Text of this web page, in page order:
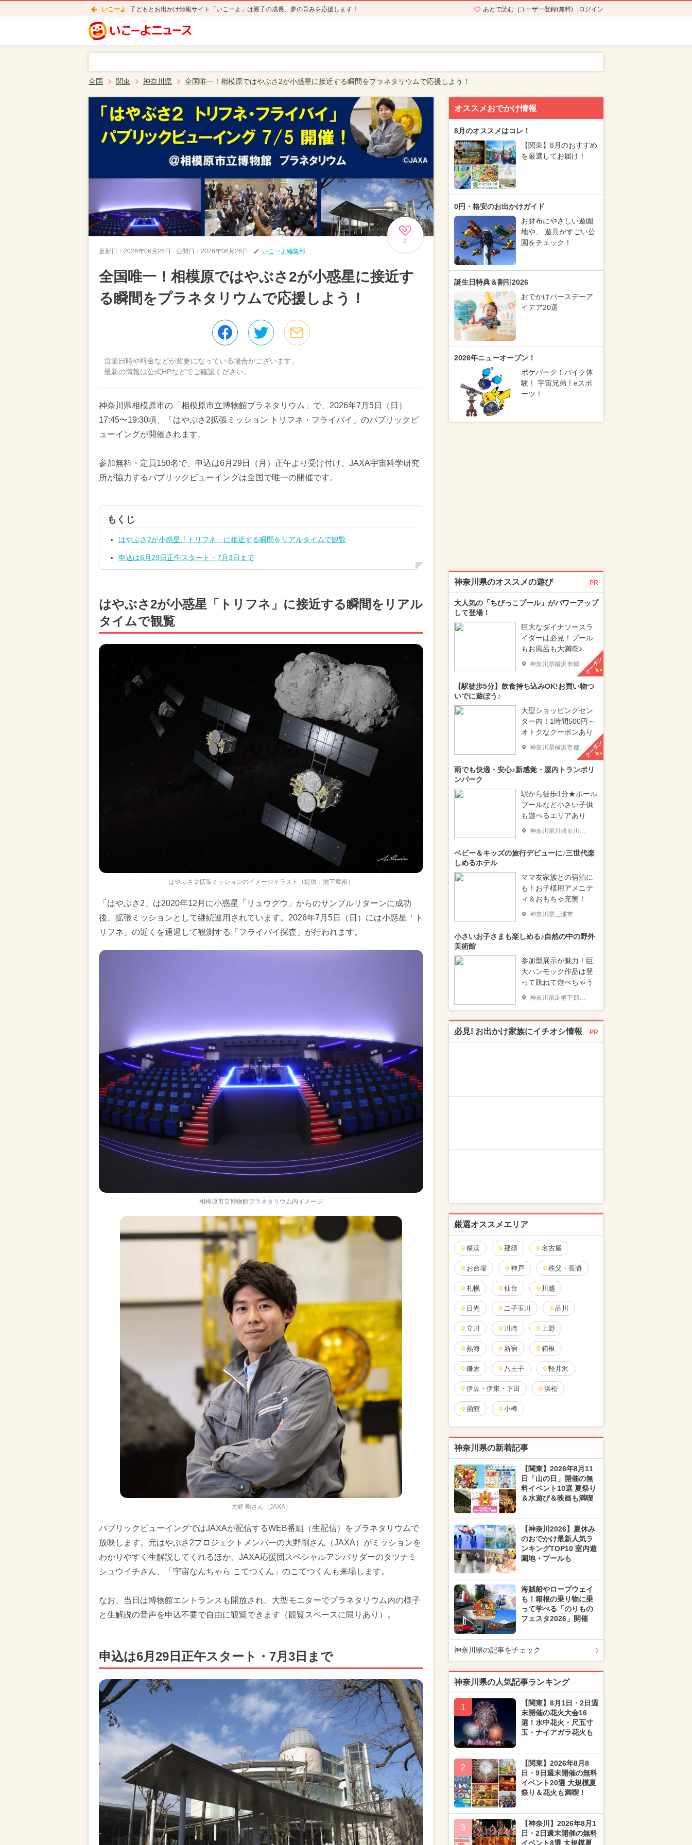
いこーよ 子どもとお出かけ情報サイト「いこーよ」は親子の成長、夢の育みを応援します！ あとで読む ユーザー登録(無料) ログイン
全国 関東 神奈川県 全国唯一！相模原ではやぶさ2が小惑星に接近する瞬間をプラネタリウムで応援しよう！
0
更新日： 2026年06月26日 公開日： 2026年06月26日 いこーよ編集部
全国唯一！相模原ではやぶさ2が小惑星に接近す
る瞬間をプラネタリウムで応援しよう！
営業日時や料金などが変更になっている場合がございます。
最新の情報は公式HPなどでご確認ください。
神奈川県相模原市の「相模原市立博物館プラネタリウム」で、2026年7月5日（日）
17:45〜19:30頃、「はやぶさ2拡張ミッション トリフネ・フライバイ」のパブリックビ
ューイングが開催されます。
参加無料・定員150名で、申込は6月29日（月）正午より受け付け。JAXA宇宙科学研究
所が協力するパブリックビューイングは全国で唯一の開催です。
もくじ
はやぶさ2が小惑星「トリフネ」に接近する瞬間をリアルタイムで観覧
申込は6月29日正午スタート・7月3日まで
はやぶさ2が小惑星「トリフネ」に接近する瞬間をリアル
タイムで観覧
はやぶさ２拡張ミッションのイメージイラスト（提供：池下章裕）
「はやぶさ2」は2020年12月に小惑星「リュウグウ」からのサンプルリターンに成功
後、拡張ミッションとして継続運用されています。2026年7月5日（日）には小惑星「ト
リフネ」の近くを通過して観測する「フライバイ探査」が行われます。
相模原市立博物館プラネタリウム内イメージ
大野 剛さん（JAXA）
パブリックビューイングではJAXAが配信するWEB番組（生配信）をプラネタリウムで
放映します。元はやぶさ2プロジェクトメンバーの大野剛さん（JAXA）がミッションを
わかりやすく生解説してくれるほか、JAXA応援団スペシャルアンバサダーのタツナミ
シュウイチさん、「宇宙なんちゃら こてつくん」のこてつくんも来場します。
なお、当日は博物館エントランスも開放され、大型モニターでプラネタリウム内の様子
と生解説の音声を申込不要で自由に観覧できます（観覧スペースに限りあり）。
申込は6月29日正午スタート・7月3日まで
オススメおでかけ情報
8月のオススメはコレ！
【関東】8月のおすすめ
を厳選してお届け！
0円・格安のお出かけガイド
お財布にやさしい遊園
地や、 遊具がすごい公
園をチェック！
誕生日特典＆割引2026
おでかけバースデーア
イデア20選
2026年ニューオープン！
ポケパーク！バイク体
験！ 宇宙兄弟！eスポ
ーツ！
神奈川県のオススメの遊び PR
大人気の「ちびっこプール」がパワーアップ
して登場！
巨大なダイナソースラ
イダーは必見！プール
もお風呂も大満喫♪
神奈川県横浜市鶴見区 クーポン
【駅徒歩5分】飲食持ち込みOK!お買い物つ
いでに遊ぼう♪
大型ショッピングセン
ター内！1時間500円～
オトクなクーポンあり
神奈川県横浜市都筑区 クーポン
雨でも快適・安心♪新感覚・屋内トランポリ
ンパーク
駅から徒歩1分★ボール
プールなど小さい子供
も遊べるエリアあり
神奈川県川崎市川崎区
ベビー＆キッズの旅行デビューに♪三世代楽
しめるホテル
ママ友家族との宿泊に
も！お子様用アメニテ
ィ＆おもちゃ充実！
神奈川県三浦市
小さいお子さまも楽しめる♪自然の中の野外
美術館
参加型展示が魅力！巨
大ハンモック作品は登
って跳ねて遊べちゃう
神奈川県足柄下郡箱根町
必見! お出かけ家族にイチオシ情報 PR
厳選オススメエリア
横浜 那須 名古屋
お台場 神戸 秩父・長瀞
札幌 仙台 川越
日光 二子玉川 品川
立川 川崎 上野
熱海 新宿 箱根
鎌倉 八王子 軽井沢
伊豆・伊東・下田 浜松
函館 小樽
神奈川県の新着記事
【関東】2026年8月11
日「山の日」開催の無
料イベント10選 夏祭り
＆水遊び＆映画も満喫
【神奈川2026】夏休み
のおでかけ最新人気ラ
ンキングTOP10 室内遊
園地・プールも
海賊船やロープウェイ
も！箱根の乗り物に乗
って学べる「のりもの
フェスタ2026」開催
神奈川県の記事をチェック
神奈川県の人気記事ランキング
1
【関東】8月1日・2日週
末開催の花火大会16
選！水中花火・尺五寸
玉・ナイアガラ花火も
2
【関東】2026年8月8
日・9日週末開催の無料
イベント20選 大規模夏
祭り＆花火も満喫！
3
【神奈川】2026年8月1
日・2日週末開催の無料
イベント8選 大規模夏